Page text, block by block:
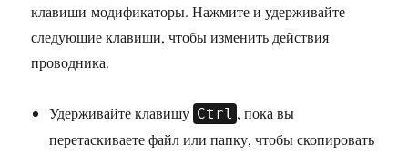
клавиши-модификаторы. Нажмите и удерживайте
следующие клавиши, чтобы изменить действия
проводника.
Удерживайте клавишу Ctrl , пока вы
перетаскиваете файл или папку, чтобы скопировать